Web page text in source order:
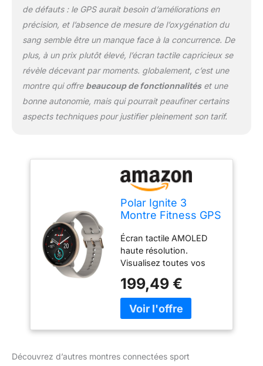
est fine, compacte,
(seulement 35 g). Grâce
à sa gamme de
bracelets, cette montre
est belle et agréable à
nuit
de défauts : le GPS aurait besoin d’améliorations en
précision, et l’absence de mesure de l’oxygénation du
sang semble être un manque face à la concurrence. De
plus, à un prix plutôt élevé, l’écran tactile capricieux se
révèle décevant par moments. globalement, c’est une
montre qui offre beaucoup de fonctionnalitéset une
bonne autonomie, mais qui pourrait peaufiner certains
aspects techniques pour justifier pleinement son tarif.
Polar Ignite 3
Montre Fitness GPS
Écran tactile AMOLED
haute résolution.
Visualisez toutes vos
écran couleur net et
lumineux, avec des
widgets personnalisables
de musique, etc Suivi
199,49 €
Découvrez d’autres montres connectées sport